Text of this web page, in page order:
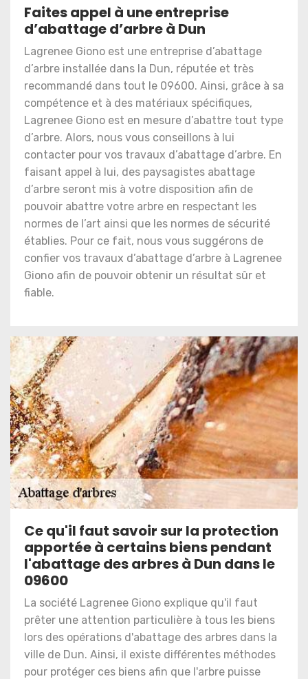
Faites appel à une entreprise
d’abattage d’arbre à Dun
Lagrenee Giono est une entreprise d’abattage
d’arbre installée dans la Dun, réputée et très
recommandé dans tout le 09600. Ainsi, grâce à sa
compétence et à des matériaux spécifiques,
Lagrenee Giono est en mesure d’abattre tout type
d’arbre. Alors, nous vous conseillons à lui
contacter pour vos travaux d’abattage d’arbre. En
faisant appel à lui, des paysagistes abattage
d’arbre seront mis à votre disposition afin de
pouvoir abattre votre arbre en respectant les
normes de l’art ainsi que les normes de sécurité
établies. Pour ce fait, nous vous suggérons de
confier vos travaux d’abattage d’arbre à Lagrenee
Giono afin de pouvoir obtenir un résultat sûr et
fiable.
Ce qu'il faut savoir sur la protection
apportée à certains biens pendant
l'abattage des arbres à Dun dans le
09600
La société Lagrenee Giono explique qu'il faut
prêter une attention particulière à tous les biens
lors des opérations d'abattage des arbres dans la
ville de Dun. Ainsi, il existe différentes méthodes
pour protéger ces biens afin que l'arbre puisse